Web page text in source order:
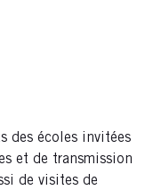
des écoles invitées
et de transmission
de visites de